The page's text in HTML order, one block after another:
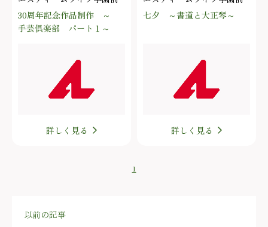
30周年記念作品制作 ～
手芸倶楽部 パート１～
詳しく見る
七夕 ～書道と大正琴～
詳しく見る
1
以前の記事